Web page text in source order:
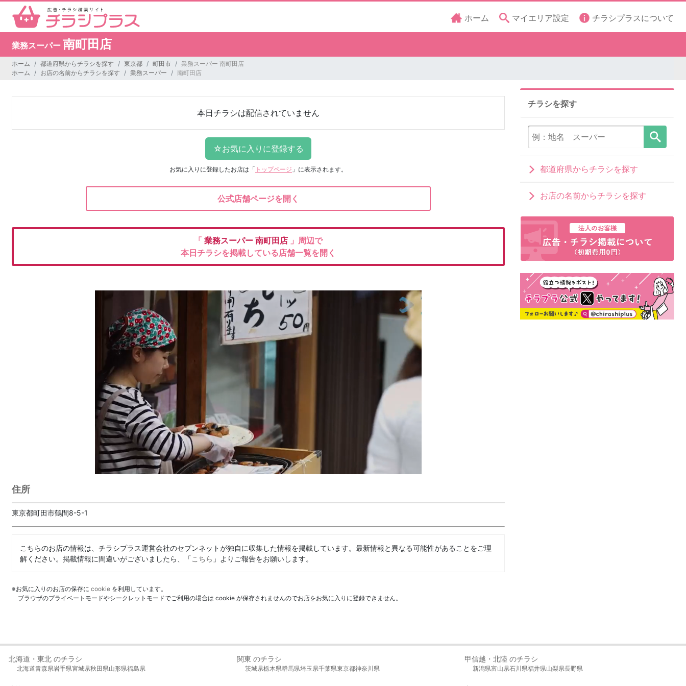
ホーム マイエリア設定 チラシプラスについて
業務スーパー 南町田店
ホーム 都道府県からチラシを探す 東京都 町田市
業務スーパー 南町田店
ホーム
お店の名前からチラシを探す 業務スーパー 南町田店
本日チラシは配信されていません
お気に入りに登録したお店は 「 トップページ 」に表示されます。
公式店舗ページを開く
「 業務スーパー 南町田店 」周辺で
本日チラシを掲載している店舗一覧を開く
住所
東京都町田市鶴間8-5-1
こちらのお店の情報は、チラシプラス運営会社のセブンネットが独自に収集した情報を掲載しています。最新情報と異なる可能性があることをご理
解ください。掲載情報に間違いがございましたら、「こちら 」よりご報告をお願いします。
※お気に入りのお店の保存に cookie を利用しています。
ブラウザのプライベートモードやシークレットモードでご利用の場合は cookie が保存されませんのでお店をお気に入りに登録できません。
チラシを探す
都道府県からチラシを探す
お店の名前からチラシを探す
北海道・東北 のチラシ
北海道青森県岩手県宮城県秋田県山形県福島県
関東 のチラシ
茨城県栃木県群馬県埼玉県千葉県東京都神奈川県
甲信越・北陸 のチラシ
新潟県富山県石川県福井県山梨県長野県